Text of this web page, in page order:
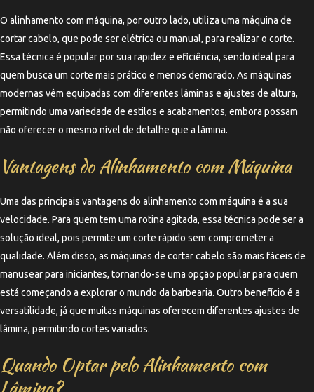
O alinhamento com máquina, por outro lado, utiliza uma máquina de
cortar cabelo, que pode ser elétrica ou manual, para realizar o corte.
Essa técnica é popular por sua rapidez e eficiência, sendo ideal para
quem busca um corte mais prático e menos demorado. As máquinas
modernas vêm equipadas com diferentes lâminas e ajustes de altura,
permitindo uma variedade de estilos e acabamentos, embora possam
não oferecer o mesmo nível de detalhe que a lâmina.
Vantagens do Alinhamento com Máquina
Uma das principais vantagens do alinhamento com máquina é a sua
velocidade. Para quem tem uma rotina agitada, essa técnica pode ser a
solução ideal, pois permite um corte rápido sem comprometer a
qualidade. Além disso, as máquinas de cortar cabelo são mais fáceis de
manusear para iniciantes, tornando-se uma opção popular para quem
está começando a explorar o mundo da barbearia. Outro benefício é a
versatilidade, já que muitas máquinas oferecem diferentes ajustes de
lâmina, permitindo cortes variados.
Quando Optar pelo Alinhamento com